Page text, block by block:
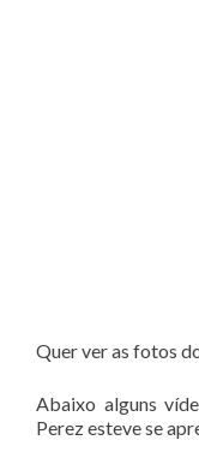
Quer ver as fotos
Abaixo alguns
Perez esteve se